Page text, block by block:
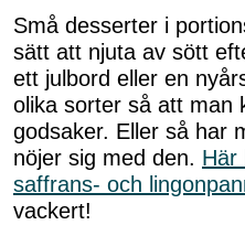
Små desserter i
sätt att njuta av sött
ett julbord eller en
olika sorter så att man
godsaker. Eller så har
nöjer sig med den. Här
saffrans- och
vackert!